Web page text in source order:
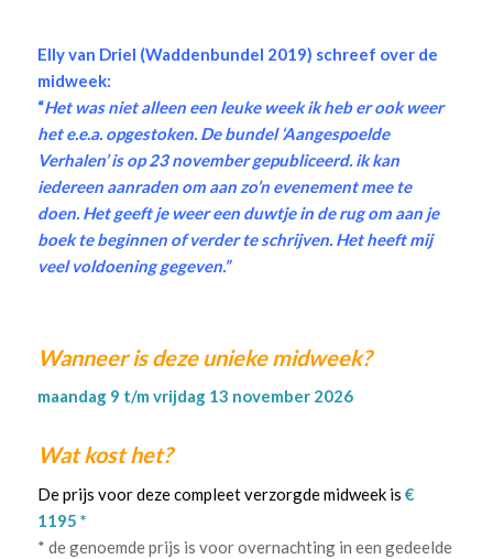
Elly van Driel (Waddenbundel 2019) schreef over de
midweek:
“Het was niet alleen een leuke week ik heb er ook weer
het e.e.a. opgestoken. De bundel ‘Aangespoelde
Verhalen’ is op 23 november gepubliceerd. ik kan
iedereen aanraden om aan zo’n evenement mee te
doen. Het geeft je weer een duwtje in de rug om aan je
boek te beginnen of verder te schrijven. Het heeft mij
veel voldoening gegeven.”
Wanneer is deze unieke midweek?
maandag 9 t/m vrijdag 13 november 2026
Wat kost het?
De prijs voor deze compleet verzorgde midweek is €
1195 *
* de genoemde prijs is voor overnachting in een gedeelde